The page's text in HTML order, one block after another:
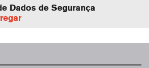
Dados de Segurança